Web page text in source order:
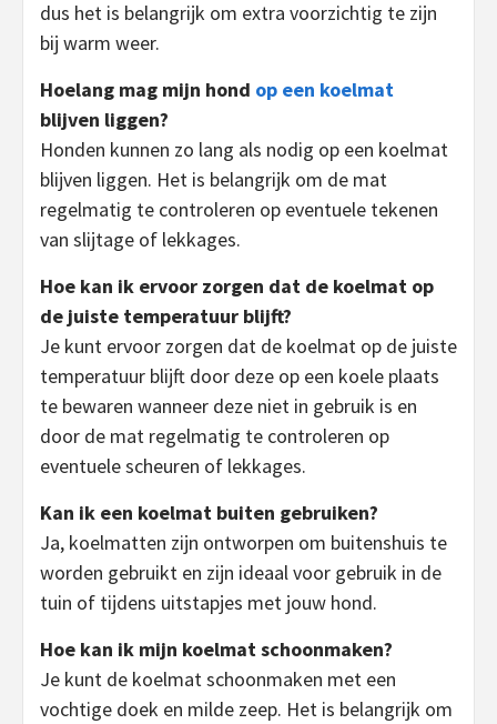
dus het is belangrijk om extra voorzichtig te zijn
bij warm weer.
Hoelang mag mijn hond op een koelmat
blijven liggen?
Honden kunnen zo lang als nodig op een koelmat
blijven liggen. Het is belangrijk om de mat
regelmatig te controleren op eventuele tekenen
van slijtage of lekkages.
Hoe kan ik ervoor zorgen dat de koelmat op
de juiste temperatuur blijft?
Je kunt ervoor zorgen dat de koelmat op de juiste
temperatuur blijft door deze op een koele plaats
te bewaren wanneer deze niet in gebruik is en
door de mat regelmatig te controleren op
eventuele scheuren of lekkages.
Kan ik een koelmat buiten gebruiken?
Ja, koelmatten zijn ontworpen om buitenshuis te
worden gebruikt en zijn ideaal voor gebruik in de
tuin of tijdens uitstapjes met jouw hond.
Hoe kan ik mijn koelmat schoonmaken?
Je kunt de koelmat schoonmaken met een
vochtige doek en milde zeep. Het is belangrijk om